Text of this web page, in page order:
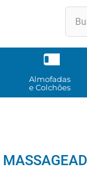
Almofadas
e Colchões
3º
6º